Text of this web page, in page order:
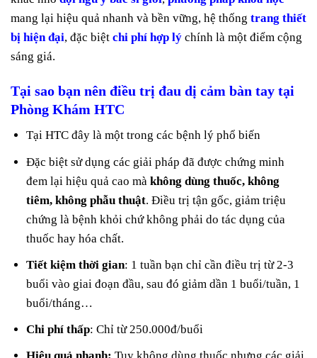
mang lại hiệu quả nhanh và bền vững, hệ thống trang thiết
bị hiện đại, đặc biệt chi phí hợp lý chính là một điểm cộng
sáng giá.
Tại sao bạn nên điều trị đau dị cảm bàn tay tại
Phòng Khám HTC
Tại HTC đây là một trong các bệnh lý phổ biến
Đặc biệt sử dụng các giải pháp đã được chứng minh
đem lại hiệu quả cao màkhông dùng thuốc, không
tiêm, không phẫu thuật. Điều trị tận gốc, giảm triệu
chứng là bệnh khỏi chứ không phải do tác dụng của
thuốc hay hóa chất.
Tiết kiệm thời gian: 1 tuần bạn chỉ cần điều trị từ 2-3
buổi vào giai đoạn đầu, sau đó giảm dần 1 buổi/tuần, 1
buổi/tháng…
Chi phí thấp: Chỉ từ 250.000đ/buổi